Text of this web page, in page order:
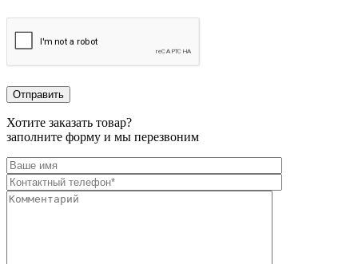
Хотите заказать товар?
заполните форму и мы перезвоним